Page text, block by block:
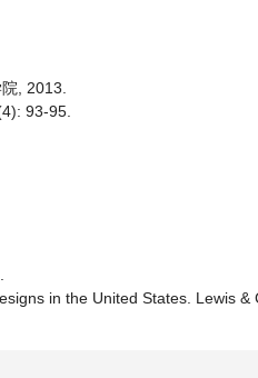
, 2013.
93-95.
in the United States. Lewis &